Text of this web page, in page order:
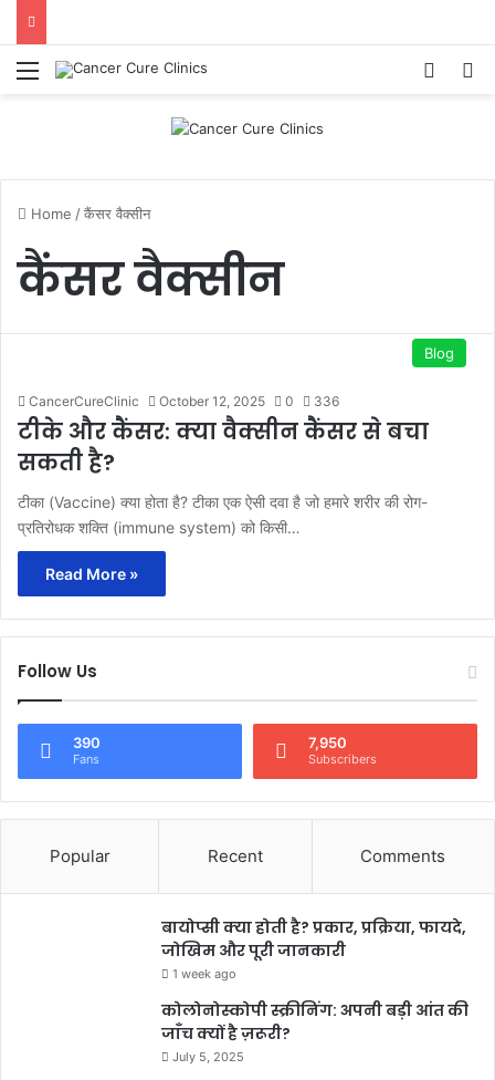
Menu Log In
Home /कैंसर वैक्सीन
कैंसर वैक्सीन
Blog
CancerCureClinic October 12, 2025 0 336
टीके और कैंसर: क्या वैक्सीन कैंसर से बचा
सकती है?
टीका (Vaccine) क्या होता है? टीका एक ऐसी दवा है जो हमारे शरीर की रोग-
प्रतिरोधक शक्ति (immune system) को किसी…
Read More »
Follow Us
390
Fans
7,950
Subscribers
Popular Recent Comments
बायोप्सी क्या होती है? प्रकार, प्रक्रिया, फायदे,
जोखिम और पूरी जानकारी
1 week ago
कोलोनोस्कोपी स्क्रीनिंग: अपनी बड़ी आंत की
जाँच क्यों है ज़रूरी?
July 5, 2025